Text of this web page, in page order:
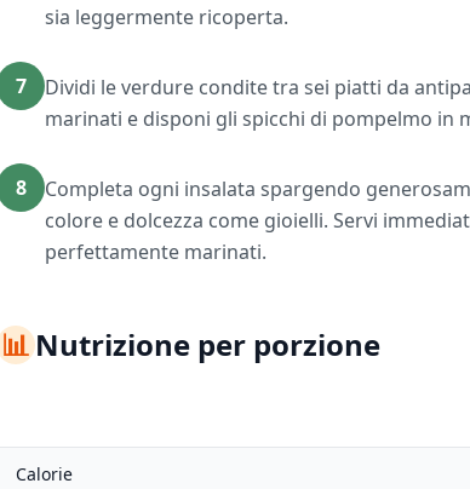
sia leggermente ricoperta.
7
Dividi le verdure condite tra sei piatti da
marinati e disponi gli spicchi di pompelmo in
8
Completa ogni insalata spargendo
colore e dolcezza come gioielli. Servi
perfettamente marinati.
📊Nutrizione per porzione
Calorie